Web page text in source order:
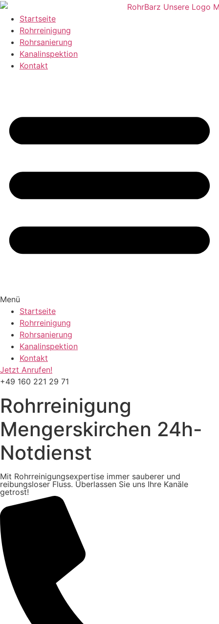
Zum
Inhalt
wechseln
Startseite
Rohrreinigung
Rohrsanierung
Kanalinspektion
Kontakt
Menü
Startseite
Rohrreinigung
Rohrsanierung
Kanalinspektion
Kontakt
Jetzt Anrufen!
+49 160 221 29 71
Rohrreinigung
Mengerskirchen 24h-
Notdienst
Mit Rohrreinigungsexpertise immer sauberer und
reibungsloser Fluss. Überlassen Sie uns Ihre Kanäle
getrost!